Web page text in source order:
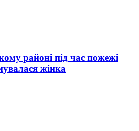
районі під час пожежі
жінка